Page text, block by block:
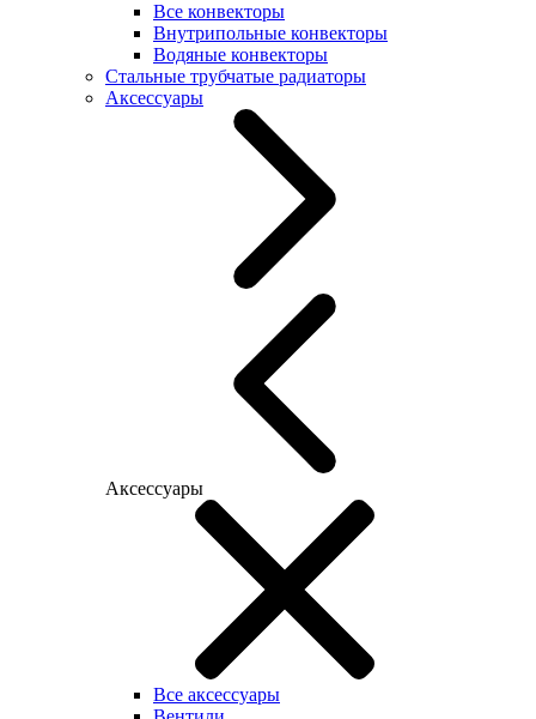
Все конвекторы
Внутрипольные конвекторы
Водяные конвекторы
Стальные трубчатые радиаторы
Аксессуары
Аксессуары
Все аксессуары